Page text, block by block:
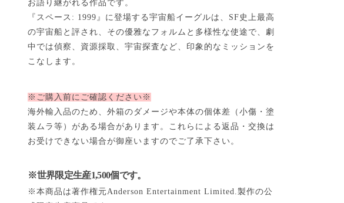
お語り継がれる作品です。
『スペース: 1999』に登場する宇宙船イーグルは、SF史上最高
の宇宙船と評され、その優雅なフォルムと多様性な使途で、劇
中では偵察、資源採取、宇宙探査など、印象的なミッションを
こなします。
※ご購入前にご確認ください※
海外輸入品のため、外箱のダメージや本体の個体差（小傷・塗
装ムラ等）がある場合があります。これらによる返品・交換は
お受けできない場合が御座いますのでご了承下さい。
※世界限定生産1,500個です。
※本商品は著作権元Anderson Entertainment Limited.製作の公